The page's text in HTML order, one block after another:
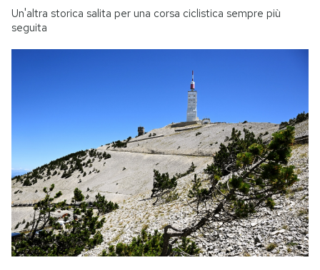
Un'altra storica salita per una corsa ciclistica sempre più
seguita